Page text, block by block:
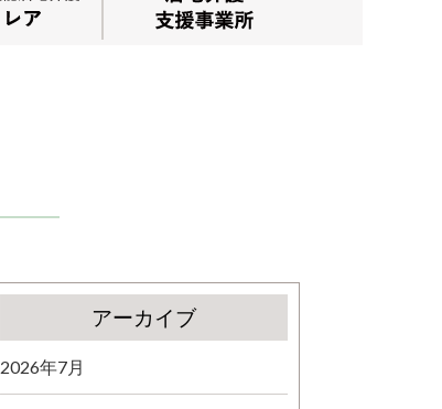
アーカイブ
2026年7月